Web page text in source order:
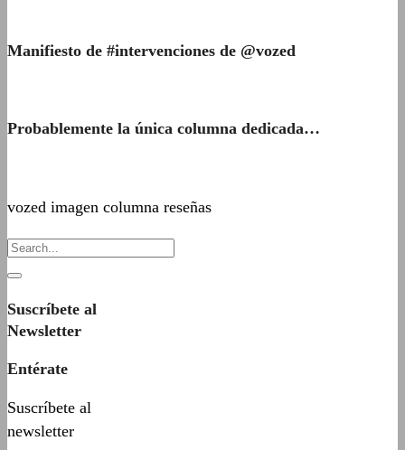
Manifiesto de #intervenciones de @vozed
Probablemente la única columna dedicada…
vozed imagen columna reseñas
Suscríbete al
Newsletter
Entérate
Suscríbete al
newsletter